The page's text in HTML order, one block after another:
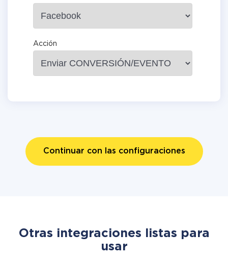
Acción
Continuar con las configuraciones
Otras integraciones listas para
usar